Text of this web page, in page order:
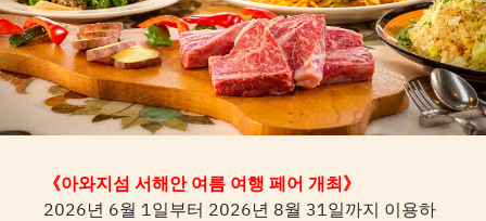
《아와지섬 서해안 여름 여행 페어 개최》
2026년 6월 1일부터 2026년 8월 31일까지 이용하